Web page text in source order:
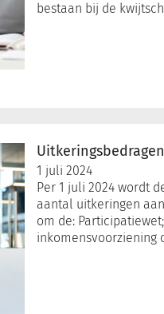
bestaan bij de
1 juli 2024
Per 1 juli 2024 wordt
aantal uitkeringen
om de:
inkomensvoorziening